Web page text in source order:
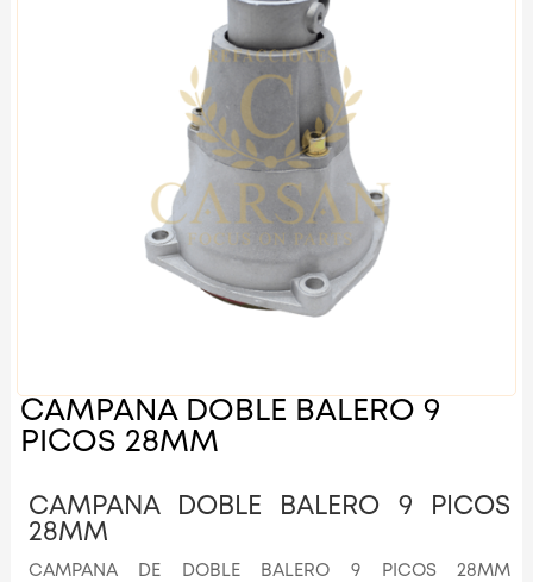
CAMPANA DOBLE BALERO 9
PICOS 28MM
CAMPANA DOBLE BALERO 9 PICOS
28MM
CAMPANA DE DOBLE BALERO 9 PICOS 28MM